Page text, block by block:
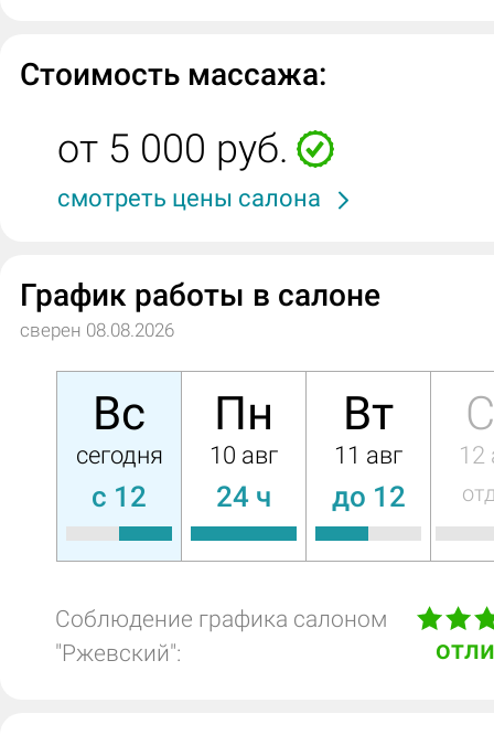
Стоимость массажа:
от 5 000 руб.
смотреть цены салона
График работы в салоне
сверен 08.08.2026
Вс
сегодня
c 12
Пн
10 авг
24 ч
Вт
11 авг
до 12
12
Соблюдение графика салоном
"Ржевский":